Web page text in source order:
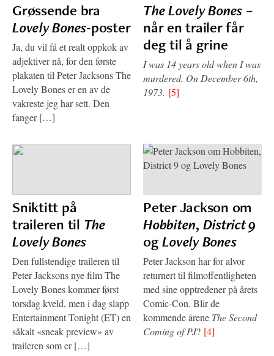
Grøssende bra
Lovely Bones-poster
Ja, du vil få et realt oppkok av
adjektiver nå, for den første
plakaten til Peter Jacksons The
Lovely Bones er en av de
vakreste jeg har sett. Den
fanger […]
The Lovely Bones –
når en trailer får
deg til å grine
I was 14 years old when I was
murdered. On December 6th,
1973. [5]
Sniktitt på
traileren til The
Lovely Bones
Den fullstendige traileren til
Peter Jacksons nye film The
Lovely Bones kommer først
torsdag kveld, men i dag slapp
Entertainment Tonight (ET) en
såkalt «sneak preview» av
traileren som er […]
Peter Jackson om
Hobbiten, District 9
ogLovely Bones
Peter Jackson har for alvor
returnert til filmoffentligheten
med sine opptredener på årets
Comic-Con. Blir de
kommende årene The Second
Coming of PJ? [4]